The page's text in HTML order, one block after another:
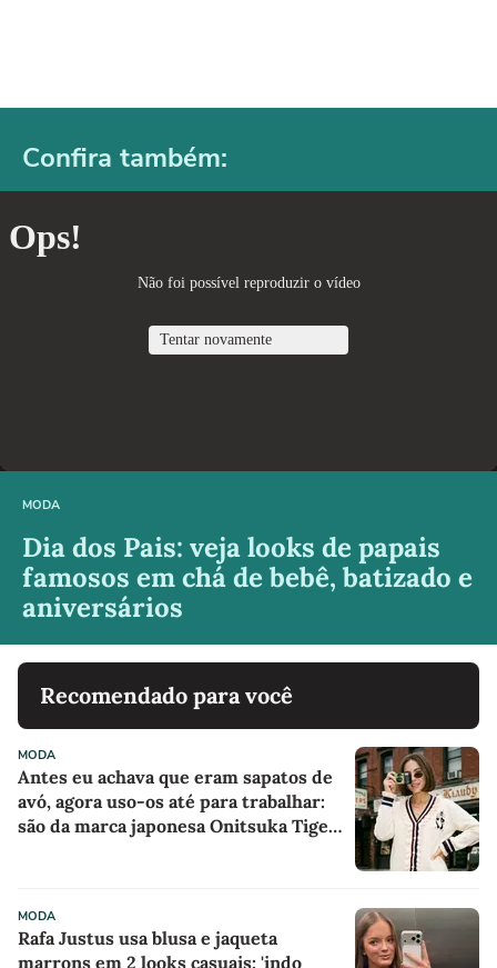
Confira também:
MODA
Dia dos Pais: veja looks de papais
famosos em chá de bebê, batizado e
aniversários
Recomendado para você
MODA
Antes eu achava que eram sapatos de
avó, agora uso-os até para trabalhar:
são da marca japonesa Onitsuka Tiger,
MODA
Rafa Justus usa blusa e jaqueta
marrons em 2 looks casuais: 'indo